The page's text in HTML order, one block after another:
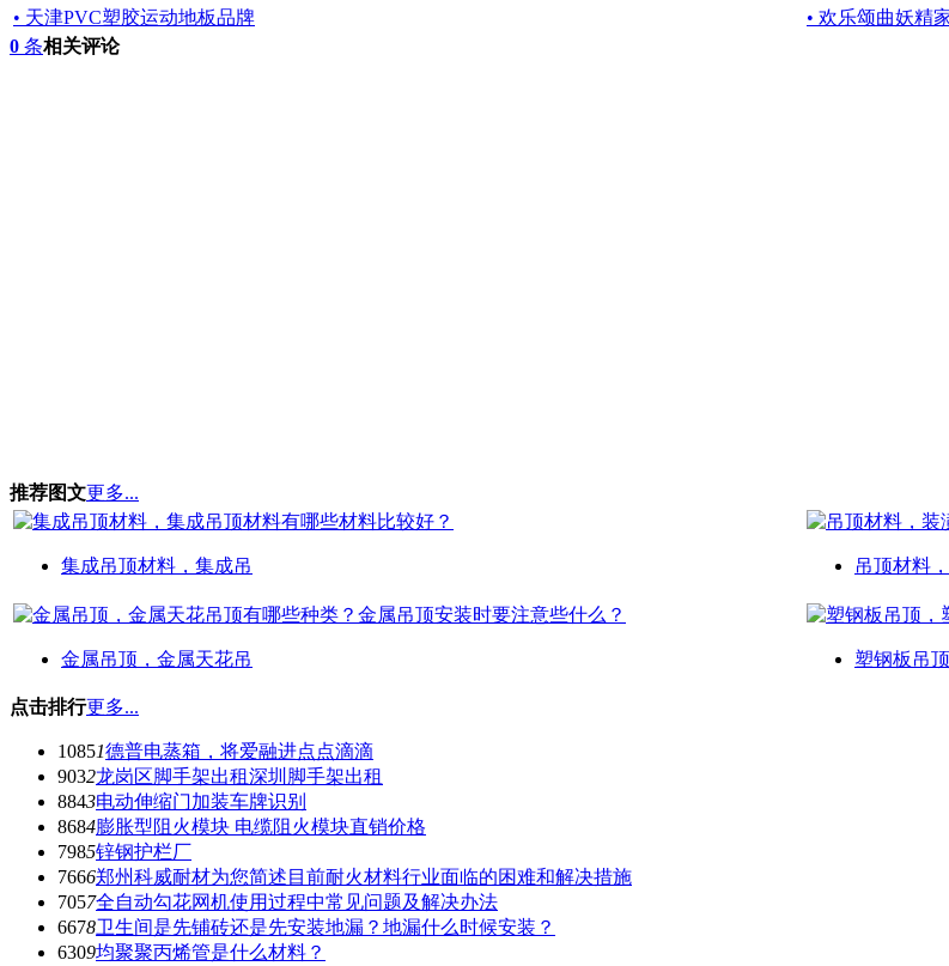
• 天津PVC塑胶运动地板品牌
• 欢乐颂曲妖精
0 条相关评论
推荐图文更多...
集成吊顶材料，集成吊 吊顶材料
金属吊顶，金属天花吊 塑钢板吊
点击排行更多...
10851德普电蒸箱，将爱融进点点滴滴
9032龙岗区脚手架出租深圳脚手架出租
8843电动伸缩门加装车牌识别
8684膨胀型阻火模块 电缆阻火模块直销价格
7985锌钢护栏厂
7666郑州科威耐材为您简述目前耐火材料行业面临的困难和解决措施
7057全自动勾花网机使用过程中常见问题及解决办法
6678卫生间是先铺砖还是先安装地漏？地漏什么时候安装？
6309均聚聚丙烯管是什么材料？